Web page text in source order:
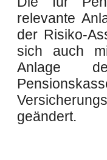
relevante
der Risiko-
sich auch
Anlage
geändert.